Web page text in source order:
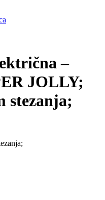
–
JOLLY;
stezanja;